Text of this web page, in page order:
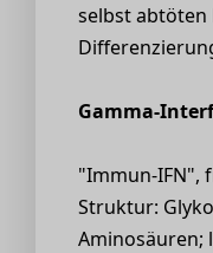
selbst abtöten
Gamma-
"Immun-IFN",
Struktur:
Aminosäuren;